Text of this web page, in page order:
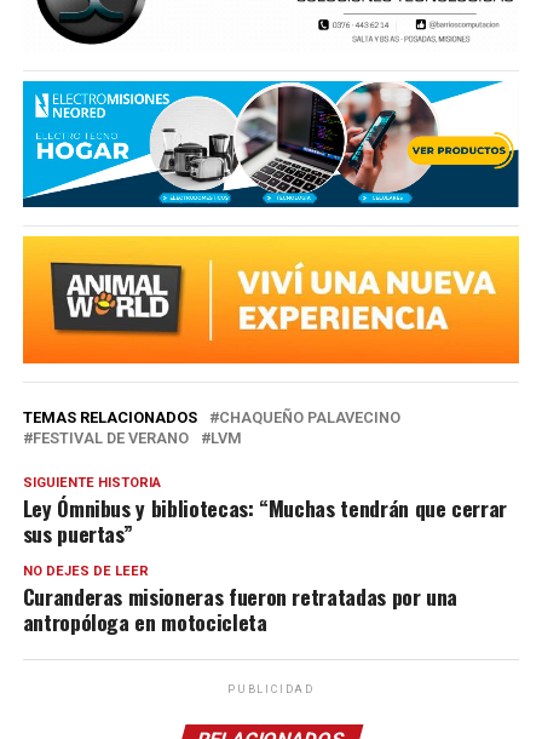
TEMAS RELACIONADOS
CHAQUEÑO PALAVECINO
FESTIVAL DE VERANO
LVM
SIGUIENTE HISTORIA
Ley Ómnibus y bibliotecas: “Muchas tendrán que cerrar
sus puertas”
NO DEJES DE LEER
Curanderas misioneras fueron retratadas por una
antropóloga en motocicleta
PUBLICIDAD